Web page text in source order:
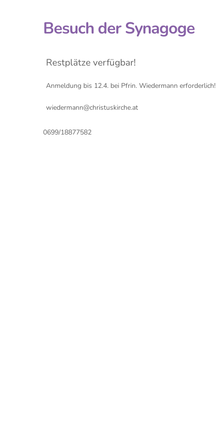
Besuch der Synagoge
Restplätze verfügbar!
Anmeldung bis 12.4. bei Pfrin. Wiedermann erforderlich!
wiedermann@christuskirche.at
0699/18877582